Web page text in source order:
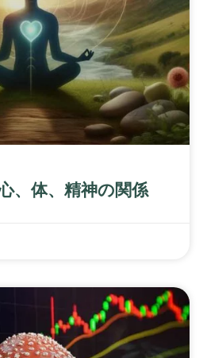
、体、精神の関係